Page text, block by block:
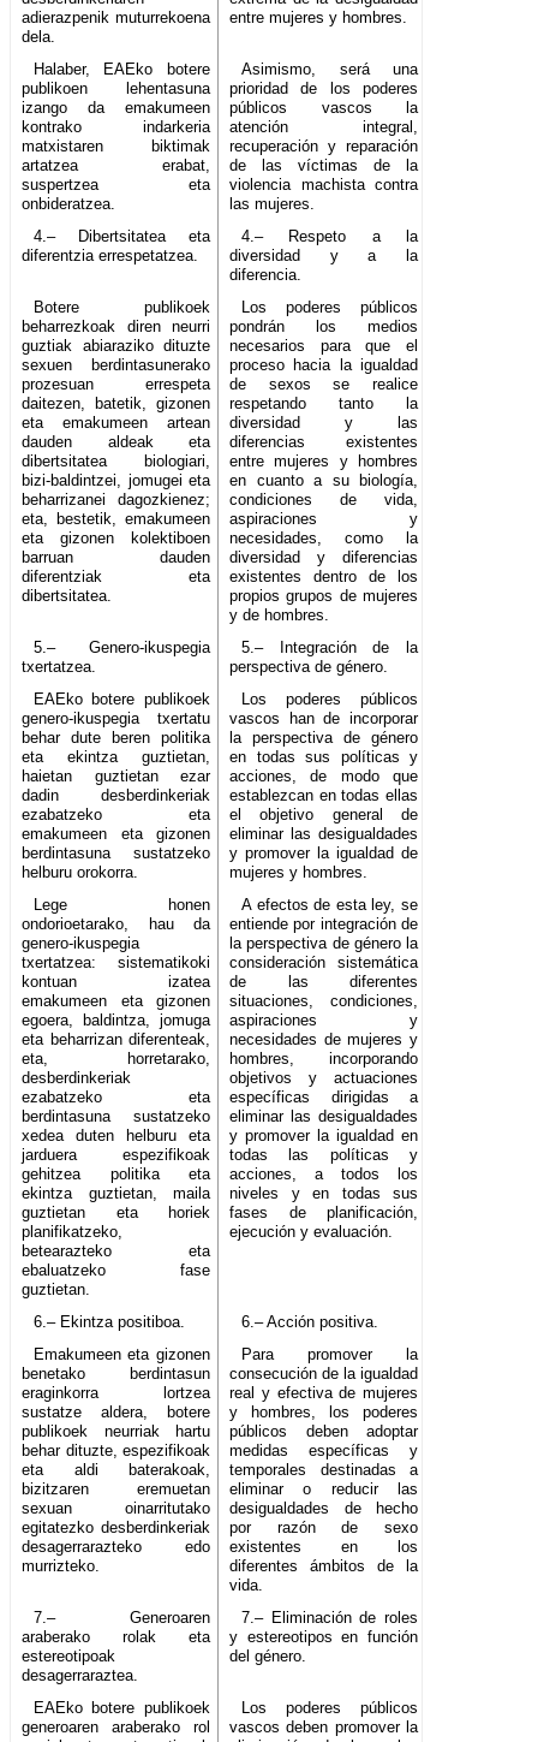
adierazpenik muturrekoena
dela.
entre mujeres y hombres.
Halaber, EAEko botere
publikoen lehentasuna
izango da emakumeen
kontrako indarkeria
matxistaren biktimak
artatzea erabat,
suspertzea eta
onbideratzea.
Asimismo, será una
prioridad de los poderes
públicos vascos la
atención integral,
recuperación y reparación
de las víctimas de la
violencia machista contra
las mujeres.
4.– Dibertsitatea eta
diferentzia errespetatzea.
4.– Respeto a la
diversidad y a la
diferencia.
Botere publikoek
beharrezkoak diren neurri
guztiak abiaraziko dituzte
sexuen berdintasunerako
prozesuan errespeta
daitezen, batetik, gizonen
eta emakumeen artean
dauden aldeak eta
dibertsitatea biologiari,
bizi-baldintzei, jomugei eta
beharrizanei dagozkienez;
eta, bestetik, emakumeen
eta gizonen kolektiboen
barruan dauden
diferentziak eta
dibertsitatea.
Los poderes públicos
pondrán los medios
necesarios para que el
proceso hacia la igualdad
de sexos se realice
respetando tanto la
diversidad y las
diferencias existentes
entre mujeres y hombres
en cuanto a su biología,
condiciones de vida,
aspiraciones y
necesidades, como la
diversidad y diferencias
existentes dentro de los
propios grupos de mujeres
y de hombres.
5.– Genero-ikuspegia
txertatzea.
5.– Integración de la
perspectiva de género.
EAEko botere publikoek
genero-ikuspegia txertatu
behar dute beren politika
eta ekintza guztietan,
haietan guztietan ezar
dadin desberdinkeriak
ezabatzeko eta
emakumeen eta gizonen
berdintasuna sustatzeko
helburu orokorra.
Los poderes públicos
vascos han de incorporar
la perspectiva de género
en todas sus políticas y
acciones, de modo que
establezcan en todas ellas
el objetivo general de
eliminar las desigualdades
y promover la igualdad de
mujeres y hombres.
Lege honen
ondorioetarako, hau da
genero-ikuspegia
txertatzea: sistematikoki
kontuan izatea
emakumeen eta gizonen
egoera, baldintza, jomuga
eta beharrizan diferenteak,
eta, horretarako,
desberdinkeriak
ezabatzeko eta
berdintasuna sustatzeko
xedea duten helburu eta
jarduera espezifikoak
gehitzea politika eta
ekintza guztietan, maila
guztietan eta horiek
planifikatzeko,
betearazteko eta
ebaluatzeko fase
guztietan.
A efectos de esta ley, se
entiende por integración de
la perspectiva de género la
consideración sistemática
de las diferentes
situaciones, condiciones,
aspiraciones y
necesidades de mujeres y
hombres, incorporando
objetivos y actuaciones
específicas dirigidas a
eliminar las desigualdades
y promover la igualdad en
todas las políticas y
acciones, a todos los
niveles y en todas sus
fases de planificación,
ejecución y evaluación.
6.– Ekintza positiboa.
6.– Acción positiva.
Emakumeen eta gizonen
benetako berdintasun
eraginkorra lortzea
sustatze aldera, botere
publikoek neurriak hartu
behar dituzte, espezifikoak
eta aldi baterakoak,
bizitzaren eremuetan
sexuan oinarritutako
egitatezko desberdinkeriak
desagerrarazteko edo
murrizteko.
Para promover la
consecución de la igualdad
real y efectiva de mujeres
y hombres, los poderes
públicos deben adoptar
medidas específicas y
temporales destinadas a
eliminar o reducir las
desigualdades de hecho
por razón de sexo
existentes en los
diferentes ámbitos de la
vida.
7.– Generoaren
araberako rolak eta
estereotipoak
desagerraraztea.
7.– Eliminación de roles
y estereotipos en función
del género.
EAEko botere publikoek
generoaren araberako rol
Los poderes públicos
vascos deben promover la